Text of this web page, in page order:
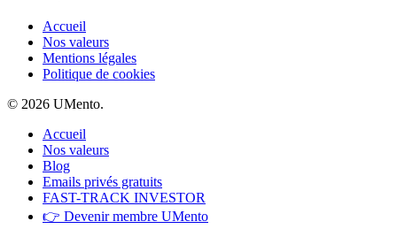
Accueil
Nos valeurs
Mentions légales
Politique de cookies
© 2026 UMento.
Accueil
Nos valeurs
Blog
Emails privés gratuits
FAST-TRACK INVESTOR
👉 Devenir membre UMento